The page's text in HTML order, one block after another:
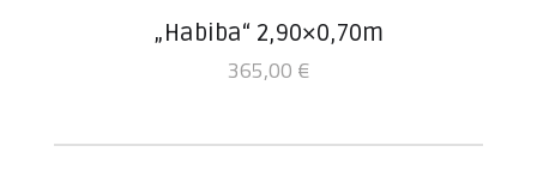
„Habiba“ 2,90×0,70m
365,00 €